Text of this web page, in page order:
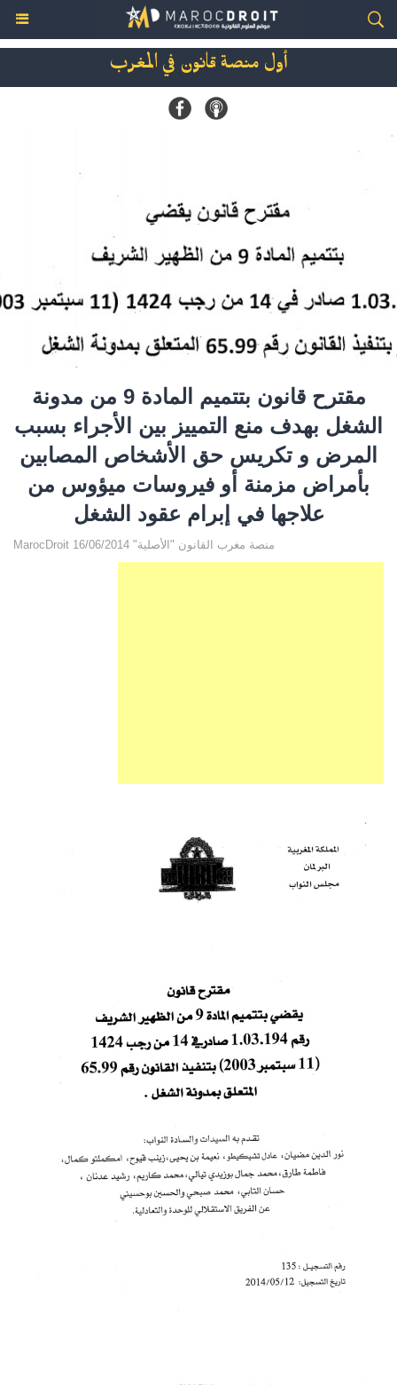
أول منصة قانون في المغرب
مقترح قانون بتتميم المادة 9 من مدونة
الشغل بهدف منع التمييز بين الأجراء بسبب
المرض و تكريس حق الأشخاص المصابين
بأمراض مزمنة أو فيروسات ميؤوس من
علاجها في إبرام عقود الشغل
MarocDroit منصة مغرب القانون "الأصلية" 16/06/2014